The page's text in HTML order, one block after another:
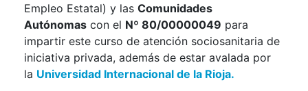
Empleo Estatal) y las Comunidades
Autónomas con el Nº 80/00000049 para
impartir este curso de atención sociosanitaria de
iniciativa privada, además de estar avalada por
la Universidad Internacional de la Rioja.